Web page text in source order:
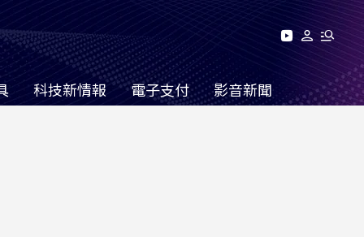
科技新情報 電子支付 影音新聞